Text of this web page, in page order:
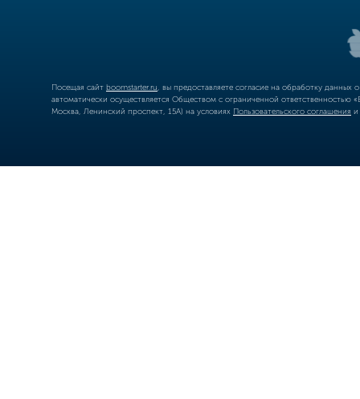
Посещая сайт boomstarter.ru , вы предоставляете согласие на обработку
автоматически осуществляется Обществом с ограниченной
Москва, Ленинский проспект, 15А) на условиях Пользовательского соглашения и